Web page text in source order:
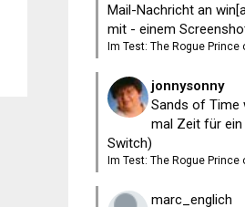
Mail-Nachricht an
mit - einem
Im Test: The Rogue Prince
jonnysonny
Sands of Time
mal Zeit für ein
Switch)
Im Test: The Rogue Prince
marc_englich